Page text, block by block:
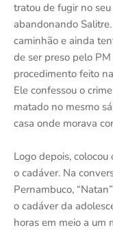
tratou de fugir no
abandonando
caminhão e ainda
de ser preso pelo
procedimento feito
Ele confessou o
matado no mesmo
casa onde morava
Logo depois,
o cadáver. Na
Pernambuco,
o cadáver da
horas em meio a um